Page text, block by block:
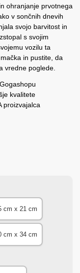
ohranjanje prvotnega
v sončnih dnevih
svojo barvitost in
s svojim
vozilu ta
in pustite, da
vredne poglede.
kvalitete
proizvajalca
cm x 21 cm
cm x 34 cm